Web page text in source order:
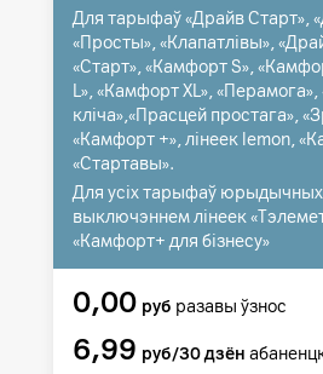
Для тарыфаў «Драйв Старт»,
«Просты», «Клапатлівы»,
«Старт», «Камфорт S»,
L», «Камфорт XL», «Перамога»,
кліча»,«Прасцей простага»,
«Камфорт +», лінеек lemon,
«Стартавы».
Для усіх тарыфаў юрыдычных
выключэннем лінеек
«Камфорт+ для бізнесу»
0,00 руб разавы ўзнос
6,99 руб/30 дзён